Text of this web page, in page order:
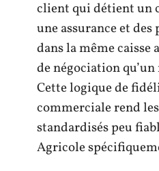
client qui détient un
une assurance et
dans la même caisse
de négociation
Cette logique de
commerciale rend
standardisés peu
Agricole